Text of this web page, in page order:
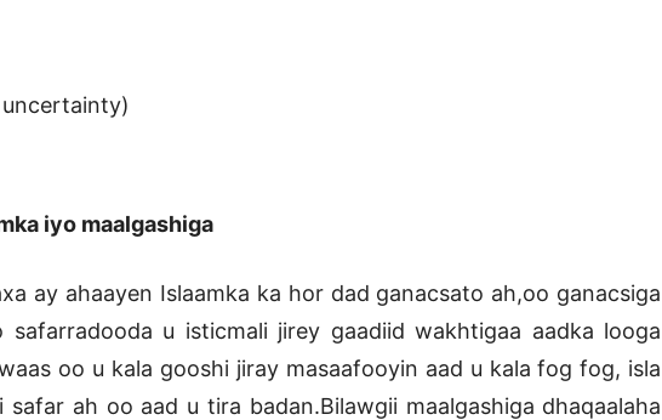
iyo maalgashiga
ay ahaayen Islaamka ka hor dad ganacsato ah,oo ganacsiga
safarradooda u isticmali jirey gaadiid wakhtigaa aadka looga
oo u kala gooshi jiray masaafooyin aad u kala fog fog, isla
ah oo aad u tira badan.Bilawgii maalgashiga dhaqaalaha